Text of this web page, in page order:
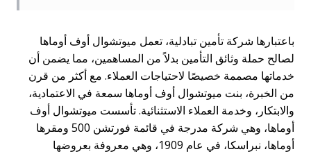
باعتبارها شركة تأمين تبادلية، تعمل ميوتشوال أوف أوماها
لصالح حملة وثائق التأمين بدلاً من المساهمين، مما يضمن أن
خدماتها مصممة خصيصًا لاحتياجات العملاء. مع أكثر من قرن
من الخبرة، بنت ميوتشوال أوف أوماها سمعة في الاعتمادية،
والابتكار، وخدمة العملاء الاستثنائية. تأسست ميوتشوال أوف
أوماها، وهي شركة مدرجة في قائمة فورتشن 500 ومقرها
أوماها، نبراسكا، في عام 1909، وهي معروفة بعروضها